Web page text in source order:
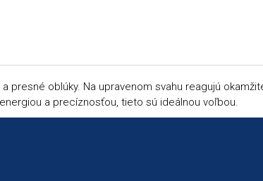
presné oblúky. Na upravenom svahu reagujú
a precíznosťou, tieto sú ideálnou voľbou.